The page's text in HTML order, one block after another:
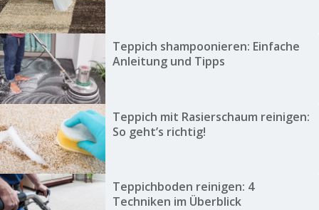
Teppich shampoonieren: Einfache
Anleitung und Tipps
Teppich mit Rasierschaum reinigen:
So geht’s richtig!
Teppichboden reinigen: 4
Techniken im Überblick